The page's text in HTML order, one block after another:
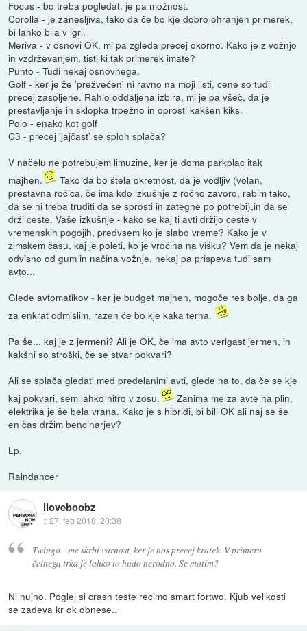
Focus - bo treba pogledat, je pa možnost.
Corolla - je zanesljiva, tako da če bo kje dobro ohranjen primerek,
bi lahko bila v igri.
Meriva - v osnovi OK, mi pa zgleda precej okorno. Kako je z vožnjo
in vzdrževanjem, tisti ki tak primerek imate?
Punto - Tudi nekaj osnovnega.
Golf - ker je že 'prežvečen' ni ravno na moji listi, cene so tudi
precej zasoljene. Rahlo oddaljena izbira, mi je pa všeč, da je
prestavljanje in sklopka trpežno in oprosti kakšen kiks.
Polo - enako kot golf
C3 - precej 'jajčast' se sploh splača?
V načelu ne potrebujem limuzine, ker je doma parkplac itak
majhen.
Tako da bo štela okretnost, da je vodljiv (volan,
prestavna ročica, če ima kdo izkušnje z ročno zavoro, rabim tako,
da se ni treba truditi da se sprosti in zategne po potrebi),in da se
drži ceste. Vaše izkušnje - kako se kaj ti avti držijo ceste v
vremenskih pogojih, predvsem ko je slabo vreme? Kako je v
zimskem času, kaj je poleti, ko je vročina na višku? Vem da je nekaj
odvisno od gum in načina vožnje, nekaj pa prispeva tudi sam
avto...
Glede avtomatikov - ker je budget majhen, mogoče res bolje, da ga
za enkrat odmislim, razen če bo kje kaka terna.
Pa še... kaj je z jermeni? Ali je OK, če ima avto verigast jermen, in
kakšni so stroški, če se stvar pokvari?
Ali se splača gledati med predelanimi avti, glede na to, da če se kje
kaj pokvari, sem lahko hitro v zosu.
Zanima me za avte na plin,
elektrika je še bela vrana. Kako je s hibridi, bi bili OK ali naj se še
en čas držim bencinarjev?
Lp,
Raindancer
iloveboobz
::27. feb 2018, 20:38
Twingo - me skrbi varnost, ker je nos precej kratek. V primeru
čelnega trka je lahko to hudo nerodno. Se motim?
Ni nujno. Poglej si crash teste recimo smart fortwo. Kjub velikosti
se zadeva kr ok obnese..